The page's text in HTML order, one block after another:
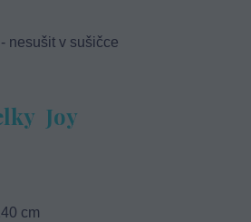
nesušit v sušičce
Joy
cm